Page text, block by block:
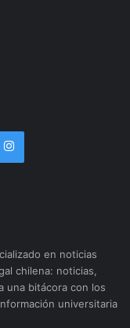
en noticias
chilena: noticias,
una bitácora con los
universitaria